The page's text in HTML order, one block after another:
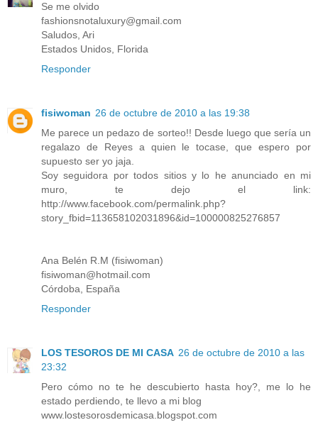
Se me olvido
fashionsnotaluxury@gmail.com
Saludos, Ari
Estados Unidos, Florida
Responder
fisiwoman 26 de octubre de 2010 a las 19:38
Me parece un pedazo de sorteo!! Desde luego que sería un
regalazo de Reyes a quien le tocase, que espero por
supuesto ser yo jaja.
Soy seguidora por todos sitios y lo he anunciado en mi
muro, te dejo el link:
http://www.facebook.com/permalink.php?
story_fbid=113658102031896&id=100000825276857
Ana Belén R.M (fisiwoman)
fisiwoman@hotmail.com
Córdoba, España
Responder
LOS TESOROS DE MI CASA 26 de octubre de 2010 a las
23:32
Pero cómo no te he descubierto hasta hoy?, me lo he
estado perdiendo, te llevo a mi blog
www.lostesorosdemicasa.blogspot.com